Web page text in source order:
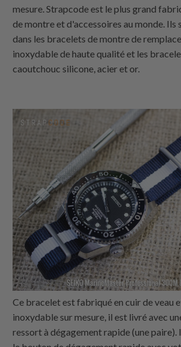
mesure. Strapcode est le plus grand
de montre et d'accessoires au monde. Ils
dans les bracelets de montre de
inoxydable de haute qualité et les
caoutchouc silicone, acier et or.
Ce bracelet est fabriqué en cuir de veau
inoxydable sur mesure, il est livré avec
ressort à dégagement rapide (une